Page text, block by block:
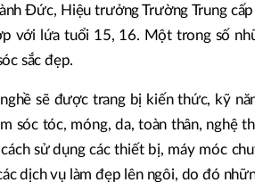
Đức, Hiệu trưởng Trường Trung
với lứa tuổi 15, 16. Một trong số
sắc đẹp.
sẽ được trang bị kiến thức, kỹ
sóc tóc, móng, da, toàn thân, nghệ
cách sử dụng các thiết bị, máy móc
dịch vụ làm đẹp lên ngôi, do đó